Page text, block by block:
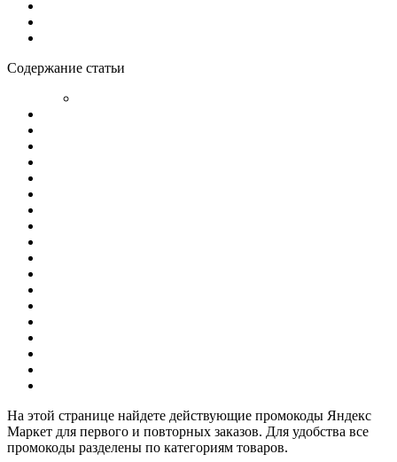
Содержание статьи
На этой странице найдете действующие промокоды Яндекс
Маркет для первого и повторных заказов. Для удобства все
промокоды разделены по категориям товаров.